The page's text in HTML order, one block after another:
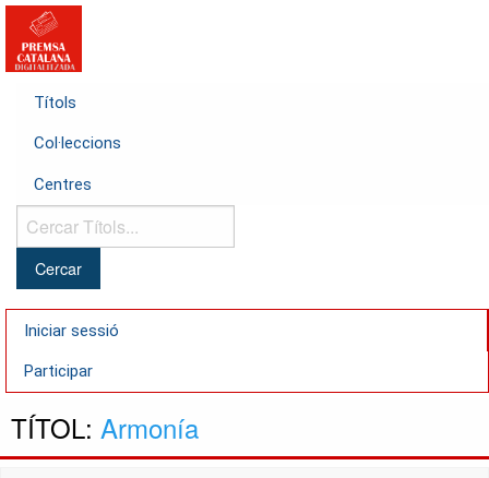
Títols
Col·leccions
Centres
Cercar
Títols...
Iniciar sessió
Participar
TÍTOL: Armonía